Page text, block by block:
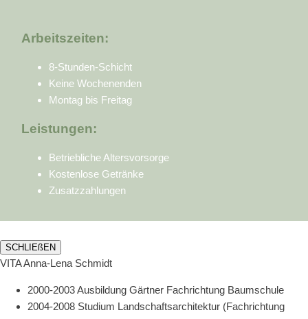
Arbeitszeiten:
8-Stunden-Schicht
Keine Wochenenden
Montag bis Freitag
Leistungen:
Betriebliche Altersvorsorge
Kostenlose Getränke
Zusatzzahlungen
SCHLIEßEN
VITA Anna-Lena Schmidt
2000-2003 Ausbildung Gärtner Fachrichtung Baumschule
2004-2008 Studium Landschaftsarchitektur (Fachrichtung